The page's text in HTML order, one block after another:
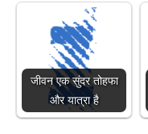
जीवन एक सुंदर तोहफा
और यात्रा है